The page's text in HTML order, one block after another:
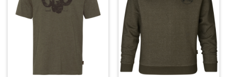
verlanglijst
aan
verlanglijst